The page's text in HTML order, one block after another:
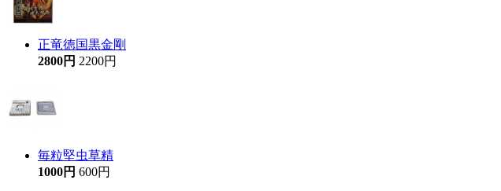
正竜徳国黒金剛
2800円 2200円
毎粒堅虫草精
1000円 600円